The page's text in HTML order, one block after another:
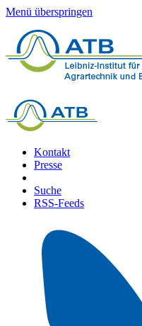
Menü überspringen
Kontakt
Presse
Suche
RSS-Feeds